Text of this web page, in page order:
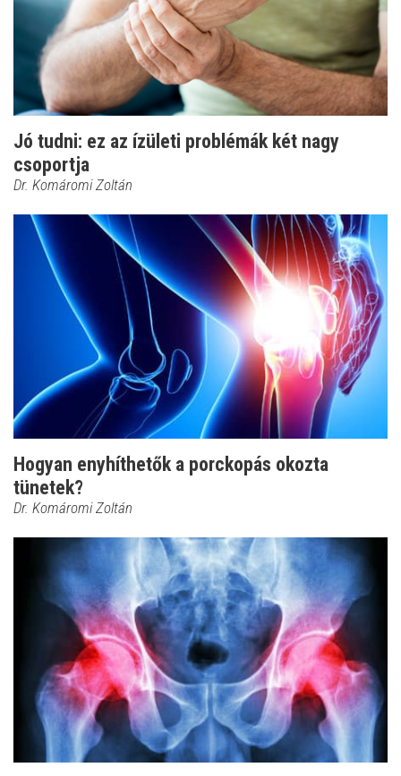
Jó tudni: ez az ízületi problémák két nagy
csoportja
Dr. Komáromi Zoltán
Hogyan enyhíthetők a porckopás okozta
tünetek?
Dr. Komáromi Zoltán